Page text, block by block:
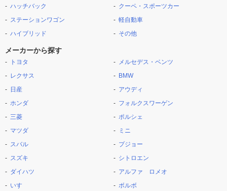
ハッチバック
ステーションワゴン
ハイブリッド
クーペ・スポーツカー
軽自動車
その他
メーカーから探す
トヨタ
レクサス
日産
ホンダ
三菱
マツダ
スバル
スズキ
ダイハツ
いすゞ
メルセデス・ベンツ
BMW
アウディ
フォルクスワーゲン
ポルシェ
ミニ
プジョー
シトロエン
アルファ ロメオ
ボルボ